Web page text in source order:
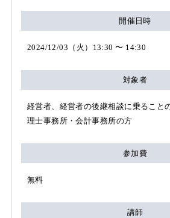
開催日時
2024/12/03（火）13:30 〜 14:30
対象者
経営者、経営者の後継相談に乗ること
理士事務所・会計事務所の方
参加費
無料
講師